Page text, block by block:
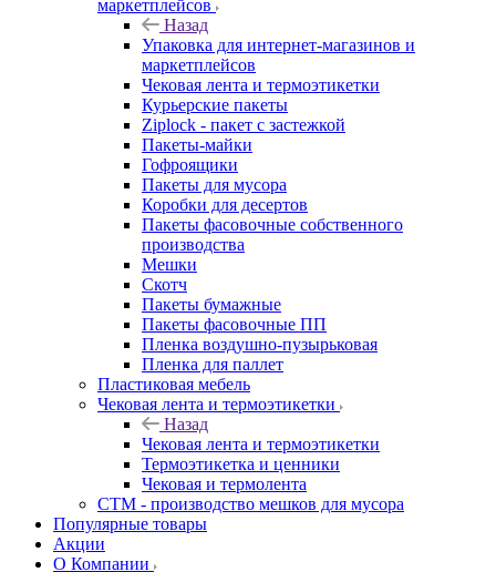
маркетплейсов
Назад
Упаковка для интернет-магазинов и
маркетплейсов
Чековая лента и термоэтикетки
Курьерские пакеты
Ziplock - пакет с застежкой
Пакеты-майки
Гофроящики
Пакеты для мусора
Коробки для десертов
Пакеты фасовочные собственного
производства
Мешки
Скотч
Пакеты бумажные
Пакеты фасовочные ПП
Пленка воздушно-пузырьковая
Пленка для паллет
Пластиковая мебель
Чековая лента и термоэтикетки
Назад
Чековая лента и термоэтикетки
Термоэтикетка и ценники
Чековая и термолента
СТМ - производство мешков для мусора
Популярные товары
Акции
О Компании